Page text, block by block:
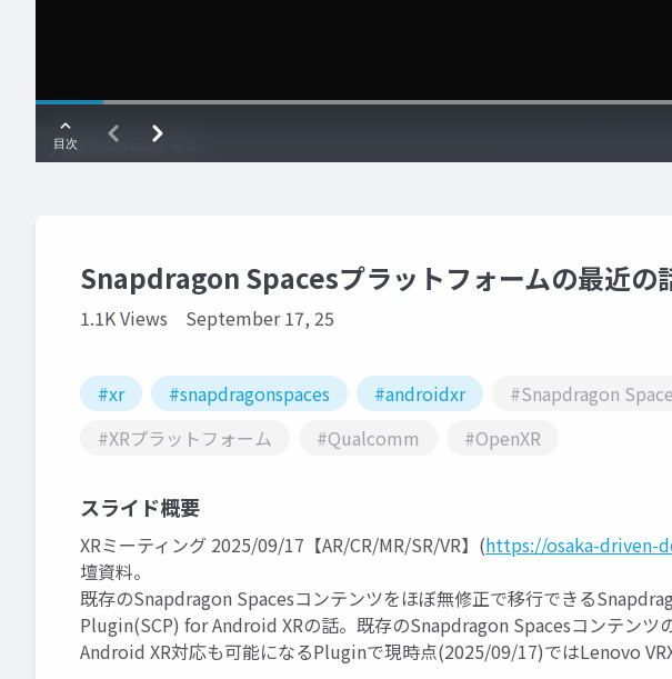
Snapdragon Spacesプラットフォームの最近の
1.1K Views September 17, 25
#xr #snapdragonspaces #androidxr #Snapdragon
#XRプラットフォーム
#Qualcomm #OpenXR
スライド概要
XRミーティング 2025/09/17【AR/CR/MR/SR/VR】(https://osaka-driven-
壇資料。
既存のSnapdragon Spacesコンテンツをほぼ無修正で移行できる
Plugin(SCP) for Android XRの話。既存のSnapdragon Spacesコンテンツ
Android XR対応も可能になるPluginで現時点(2025/09/17)ではLenovo